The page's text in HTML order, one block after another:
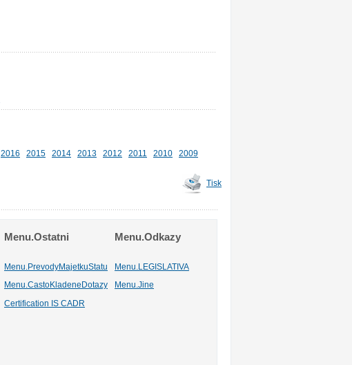
2016 2015 2014 2013 2012 2011 2010
2009
Tisk
Menu.Ostatni Menu.Odkazy
Menu.PrevodyMajetkuStatu
Menu.LEGISLATIVA
Menu.CastoKladeneDotazy Menu.Jine
Certification IS CADR